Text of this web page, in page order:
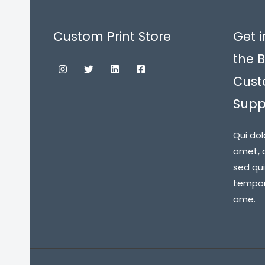
Custom Print Store
Get
the
Qui
amet,
sed
ame.